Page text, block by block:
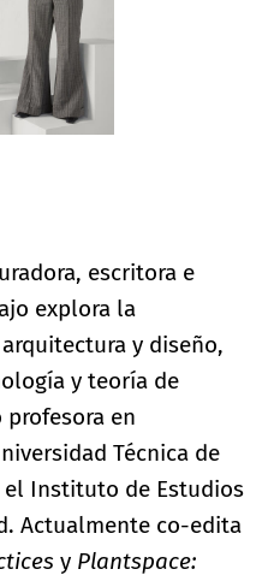
escritora e
explora la
y diseño,
y teoría de
profesora en
Técnica de
el Instituto de Estudios
Actualmente co-edita
y Plantspace: